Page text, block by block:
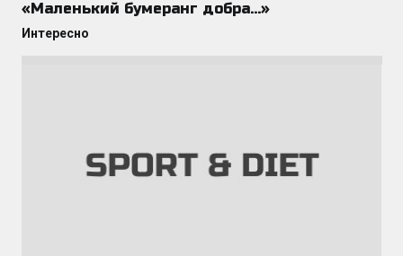
«Маленький бумеранг добра…»
Интересно